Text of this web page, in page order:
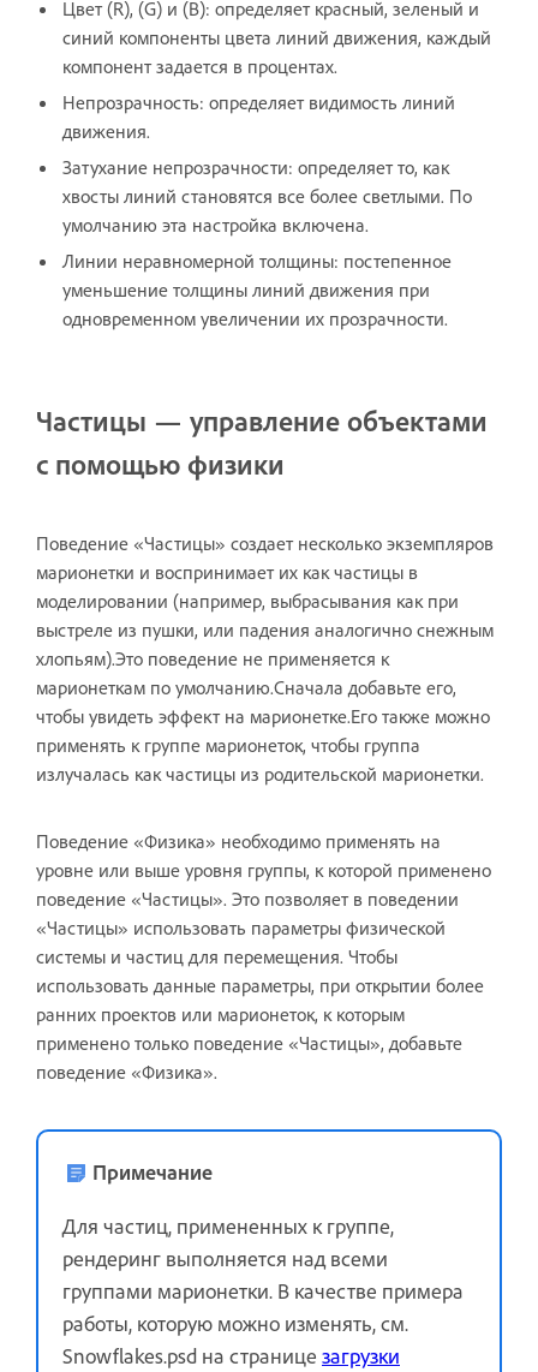
Цвет (R), (G) и (B): определяет красный, зеленый и
синий компоненты цвета линий движения, каждый
компонент задается в процентах.
Непрозрачность: определяет видимость линий
движения.
Затухание непрозрачности: определяет то, как
хвосты линий становятся все более светлыми. По
умолчанию эта настройка включена.
Линии неравномерной толщины: постепенное
уменьшение толщины линий движения при
одновременном увеличении их прозрачности.
Частицы — управление объектами
с помощью физики
Поведение «Частицы» создает несколько экземпляров
марионетки и воспринимает их как частицы в
моделировании (например, выбрасывания как при
выстреле из пушки, или падения аналогично снежным
хлопьям).Это поведение не применяется к
марионеткам по умолчанию.Сначала добавьте его,
чтобы увидеть эффект на марионетке.Его также можно
применять к группе марионеток, чтобы группа
излучалась как частицы из родительской марионетки.
Поведение «Физика» необходимо применять на
уровне или выше уровня группы, к которой применено
поведение «Частицы». Это позволяет в поведении
«Частицы» использовать параметры физической
системы и частиц для перемещения. Чтобы
использовать данные параметры, при открытии более
ранних проектов или марионеток, к которым
применено только поведение «Частицы», добавьте
поведение «Физика».
Примечание
Для частиц, примененных к группе,
рендеринг выполняется над всеми
группами марионетки. В качестве примера
работы, которую можно изменять, см.
Snowflakes.psd на странице загрузки